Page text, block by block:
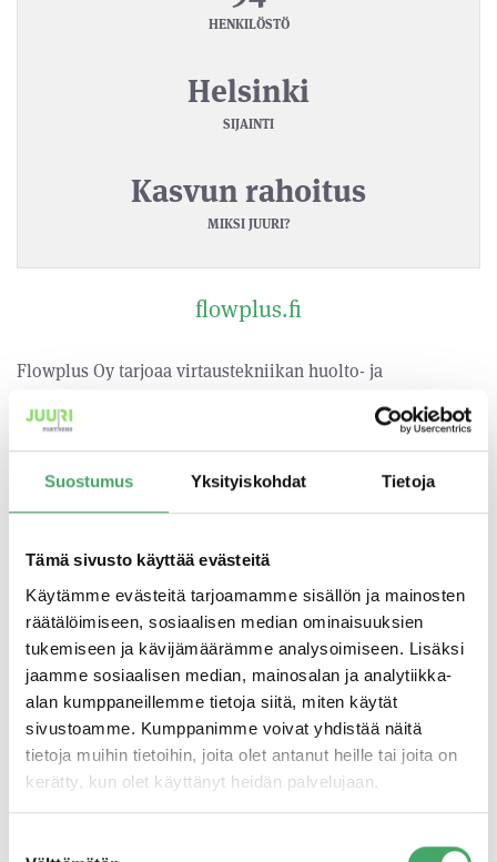
Suostumus Yksityiskohdat Tietoja
Tämä sivusto käyttää evästeitä
Käytämme evästeitä tarjoamamme sisällön ja mainosten
räätälöimiseen, sosiaalisen median ominaisuuksien
tukemiseen ja kävijämäärämme analysoimiseen. Lisäksi
jaamme sosiaalisen median, mainosalan ja analytiikka-
alan kumppaneillemme tietoja siitä, miten käytät
sivustoamme. Kumppanimme voivat yhdistää näitä
tietoja muihin tietoihin, joita olet antanut heille tai joita on
kerätty, kun olet käyttänyt heidän palvelujaan.
HENKILÖSTÖ
Helsinki
SIJAINTI
Kasvun rahoitus
MIKSI JUURI?
flowplus.fi
Flowplus Oy tarjoaa virtaustekniikan huolto- ja
Nesteen ja UPM:n kaltaisille energia- ja
teollisuusasiakkaillekin. Yhtiö toimii asiakaslähtöisesti
yhdeksällä paikkakunnalla ja panostaa ennakoivan
Juuri Partnersin osaaminen yritysjärjestelyistä, niiden
rahoituksesta ja markkinoiden kansainvälisten
strategisten haasteiden menestyksellisestä
huomioimisesta yhdessä yrittäjävetoisten suomalaisten
yritysten kanssa vakuutti kaikki henkilöomistajat ja
uskomme yhdessä saavuttavamme korkealle asetetut
tavoitteet